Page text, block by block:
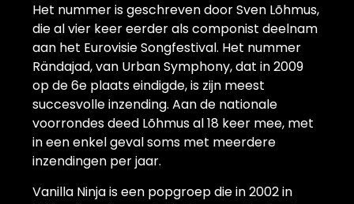
Het nummer is geschreven door Sven Lõhmus,
die al vier keer eerder als componist deelnam
aan het Eurovisie Songfestival. Het nummer
Rändajad, van Urban Symphony, dat in 2009
op de 6e plaats eindigde, is zijn meest
succesvolle inzending. Aan de nationale
voorrondes deed Lõhmus al 18 keer mee, met
in een enkel geval soms met meerdere
inzendingen per jaar.
Vanilla Ninja is een popgroep die in 2002 in